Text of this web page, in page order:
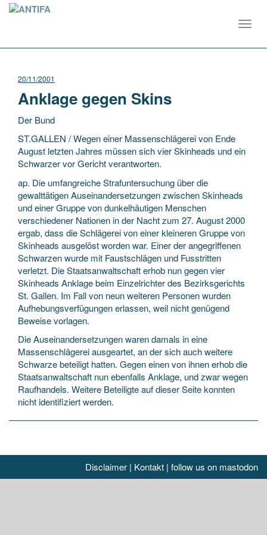
20/11/2001
Anklage gegen Skins
Der Bund
ST.GALLEN / Wegen einer Massenschlägerei von Ende
August letzten Jahres müssen sich vier Skinheads und ein
Schwarzer vor Gerichtverantworten.
ap. Die umfangreiche Strafuntersuchung über die
gewalttätigen Auseinandersetzungen zwischen Skinheads
und einer Gruppe von dunkelhäutigen Menschen
verschiedener Nationen in der Nacht zum 27. August 2000
ergab, dass die Schlägerei von einer kleineren Gruppe von
Skinheads ausgelöst worden war. Einer der angegriffenen
Schwarzen wurde mit Faustschlägen und Fusstritten
verletzt. Die Staatsanwaltschaft erhob nun gegen vier
Skinheads Anklage beim Einzelrichter des Bezirksgerichts
St. Gallen. Im Fall von neun weiteren Personen wurden
Aufhebungsverfügungen erlassen, weil nicht genügend
Beweise vorlagen.
Die Auseinandersetzungen waren damals in eine
Massenschlägerei ausgeartet, an der sich auch weitere
Schwarze beteiligt hatten. Gegen einen von ihnen erhob die
Staatsanwaltschaft nun ebenfalls Anklage, und zwar wegen
Raufhandels. Weitere Beteiligte auf dieser Seite konnten
nicht identifiziert werden.
Disclaimer | Kontakt | follow us on mastodon